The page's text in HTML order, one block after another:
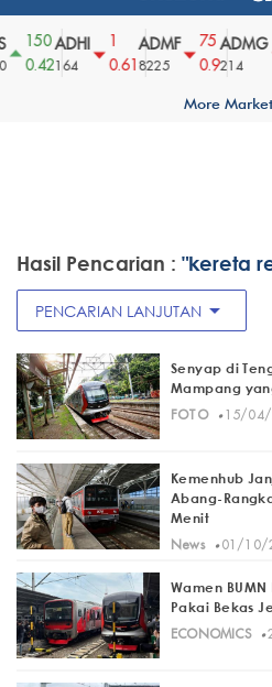
150
0.42
ADHI
164
0.61
ADMF
8225
75
0.9
ADMG
214
More
Hasil Pencarian : "kereta
PENCARIAN LANJUTAN arrow_drop_down
Senyap di
Mampang
FOTO· 15/04/
Kemenhub
Abang-
Menit
News· 01/10/
Wamen BUMN
Pakai Bekas
ECONOMICS·